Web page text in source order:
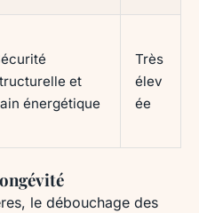
et
énergétique
Très
élev
ée
le débouchage des